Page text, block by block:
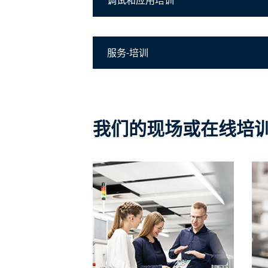
服务-培训
我们的现场或在线培